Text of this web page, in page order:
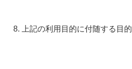
上記の利用目的に付随する目的